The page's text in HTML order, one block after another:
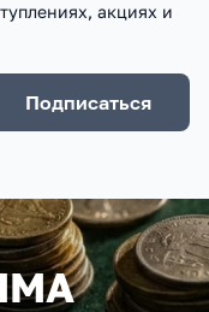
акциях и
Подписаться